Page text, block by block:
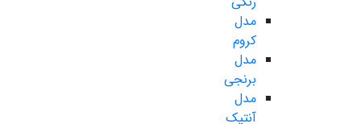
مدل
کروم
مدل
برنجی
مدل
آنتیک